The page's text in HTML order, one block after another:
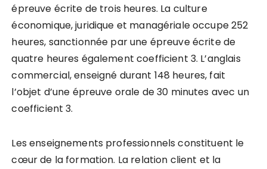
épreuve écrite de trois heures. La culture
économique, juridique et managériale occupe 252
heures, sanctionnée par une épreuve écrite de
quatre heures également coefficient 3. L’anglais
commercial, enseigné durant 148 heures, fait
l’objet d’une épreuve orale de 30 minutes avec un
coefficient 3.
Les enseignements professionnels constituent le
cœur de la formation. La relation client et la